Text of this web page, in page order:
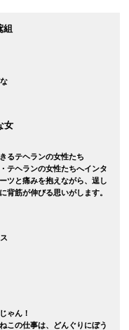
組
女
るテヘランの女性たち
テヘランの女性たちへインタ
ツと痛みを抱えながら、逞し
背筋が伸びる思いがします。
ゃん！
この仕事は、どんぐりにぼう